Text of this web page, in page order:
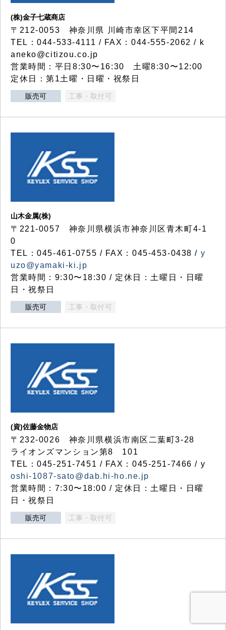
(株)金子七蔵商店
〒212-0053 神奈川県 川崎市幸区下平間214
TEL：044-533-4111 / FAX：044-555-2062 / k
aneko@citizou.co.jp
営業時間：平日8:30〜16:30 土曜8:30〜12:00
定休日：第1土曜・日曜・祝祭日
販売可 工事・取付可
山木金属(株)
〒221-0057 神奈川県横浜市神奈川区青木町4-1
0
TEL：045-461-0755 / FAX：045-453-0438 / y
uzo@yamaki-ki.jp
営業時間：9:30〜18:30 / 定休日：土曜日・日曜
日・祝祭日
販売可 工事・取付可
(資)佐藤金物店
〒232-0026 神奈川県横浜市南区二葉町3-28
ライオンズマンション第8 101
TEL：045-251-7451 / FAX：045-251-7466 / y
oshi-1087-sato@dab.hi-ho.ne.jp
営業時間：7:30〜18:00 / 定休日：土曜日・日曜
日・祝祭日
販売可 工事・取付可